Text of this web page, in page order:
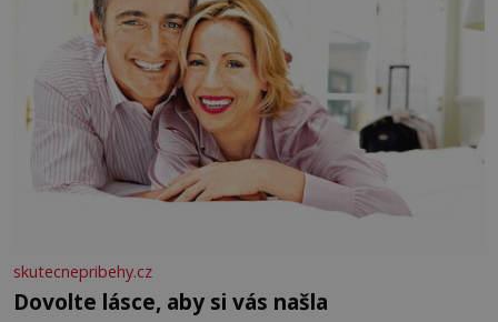
skutecnepribehy.cz
Dovolte lásce, aby si vás našla